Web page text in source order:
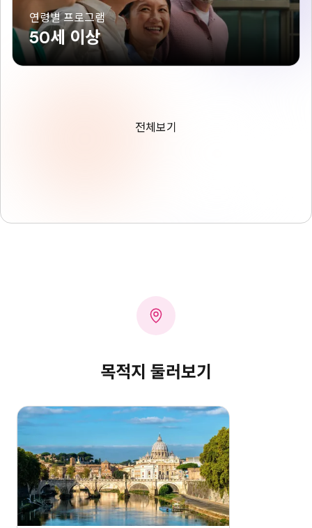
연령별 프로그램
50세 이상
전체보기
목적지 둘러보기